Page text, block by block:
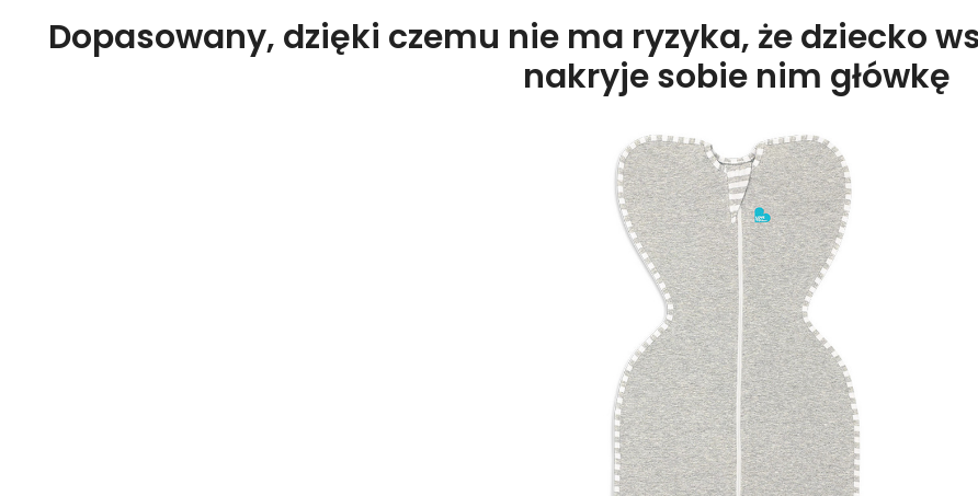
Dopasowany, dzięki czemu nie ma ryzyka, że dziecko
nakryje sobie nim główkę